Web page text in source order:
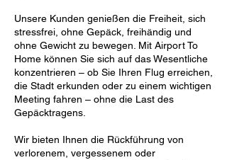
Unsere Kunden genießen die Freiheit, sich
stressfrei, ohne Gepäck, freihändig und
ohne Gewicht zu bewegen. Mit Airport To
Home können Sie sich auf das Wesentliche
konzentrieren – ob Sie Ihren Flug erreichen,
die Stadt erkunden oder zu einem wichtigen
Meeting fahren – ohne die Last des
Gepäcktragens.
Wir bieten Ihnen die Rückführung von
verlorenem, vergessenem oder